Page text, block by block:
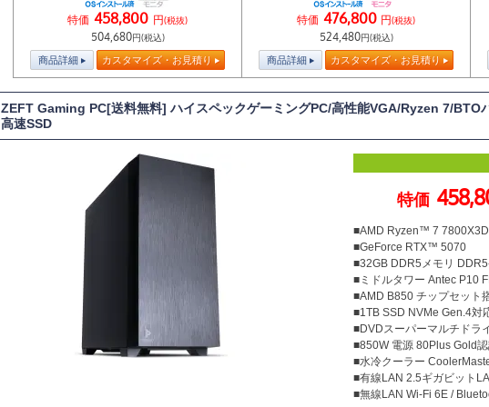
特価 458,800 円(税抜)
504,680円(税込)
商品詳細 カスタマイズ・お見積り
特価 476,800 円(税抜)
524,480円(税込)
商品詳細 カスタマイズ・お見積り
ZEFT Gaming PC[送料無料] ハイスペックゲーミングPC/高性能VGA/Ryzen 7/BTO
高速SSD
特価
■AMD Ryzen™ 7
■GeForce RTX™ 5070
■32GB DDR5メモリ
■ミドルタワー Antec P10
■AMD B850 チップセット
■1TB SSD NVMe Gen.4対
■DVDスーパーマルチドラ
■850W 電源 80Plus Gold認
■水冷クーラー
■有線LAN 2.5ギガビット
■無線LAN Wi-Fi 6E /